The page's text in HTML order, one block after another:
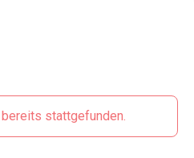
stattgefunden.